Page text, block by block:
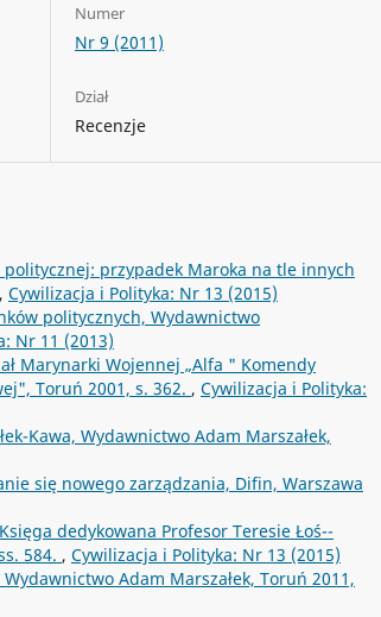
Numer
Nr 9 (2011)
Dział
Recenzje
przypadek Maroka na tle innych
, Cywilizacja i Polityka: Nr 13 (2015)
politycznych, Wydawnictwo
Nr 11 (2013)
Marynarki Wojennej „Alfa " Komendy
Toruń 2001, s. 362. , Cywilizacja i Polityka:
Kawa, Wydawnictwo Adam Marszałek,
się nowego zarządzania, Difin, Warszawa
dedykowana Profesor Teresie Łoś--
584. , Cywilizacja i Polityka: Nr 13 (2015)
Adam Marszałek, Toruń 2011,